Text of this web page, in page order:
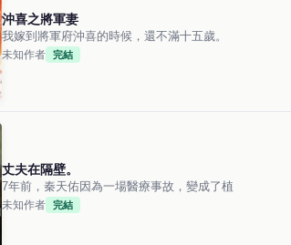
沖喜之將軍妻
我嫁到將軍府沖喜的時候，還不滿十五歲。
未知作者 完結
丈夫在隔壁。
7年前，秦天佑因為一場醫療事故，變成了植
未知作者 完結